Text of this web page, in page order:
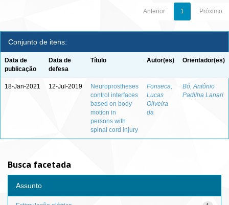
Anterior 1 Próximo
Conjunto de itens:
Data de
publicação
Data de
defesa
Título Autor(es) Orientador(es)
18-Jan-2021 12-Jul-2019
Neuroprostheses
control interfaces
based on body
motion in
persons with
spinal cord injury
Fonseca,
Lucas
Oliveira
da
Bó, Antônio
Padilha Lanari
Busca facetada
Assunto